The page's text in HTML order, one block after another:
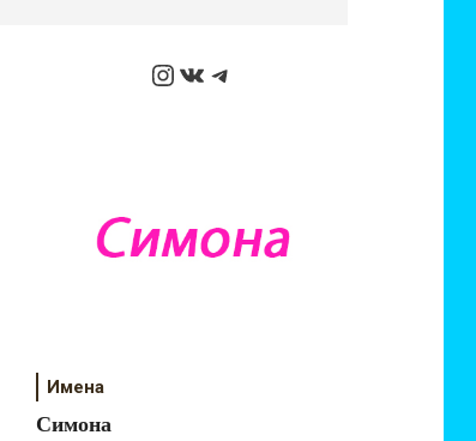
Instagram
ВКонтакте
Telegram
Имена
Симона